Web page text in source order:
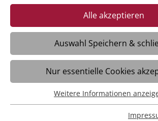
Wechsel im Amt der
Heimfürsprecher im
der Pflege St.
Scheer - Im Haus der Pflege St.
in Scheer fand am 1. August
statt, das ganz im Zeichen des
und Neubeginns stand: Die
Alle akzeptieren
Auswahl Speichern &
Nur essentielle Cookies
Essentiell
Essentielle Cookies werden für
Weitere Informationen